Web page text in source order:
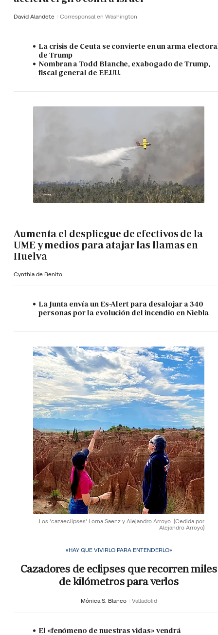
David Alandete Corresponsal en Washington
La crisis de Ceuta se convierte en un arma
de Trump
Nombran a Todd Blanche, exabogado de Trump,
fiscal general de EE.UU.
Aumenta el despliegue de efectivos de la
UME y medios para atajar las llamas en
Huelva
Cynthia de Benito
La Junta envía un Es-Alert para desalojar a 340
personas por la evolución del incendio en Niebla
Los 'cazaeclipses' Lorna Saenz y Alejandro Arroyo. (Cedida por
Alejandro Arroyo)
«HAY QUE VIVIRLO PARA ENTENDERLO»
Cazadores de eclipses que recorren miles
de kilómetros para verlos
Mónica S. Blanco Valladolid
El «fenómeno de nuestras vidas» vendrá